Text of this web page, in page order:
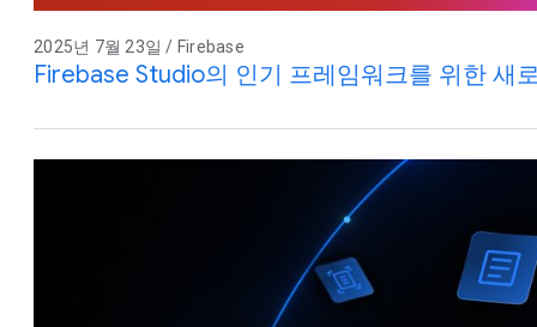
2025년 7월 23일 / Firebase
Firebase Studio의 인기 프레임워크를 위한 새